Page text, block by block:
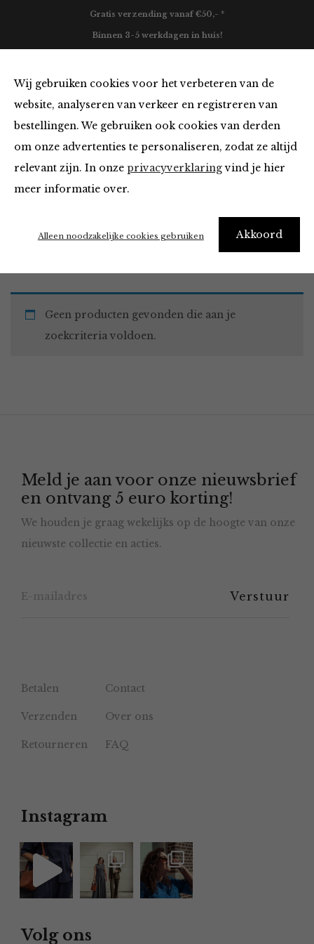
Wij gebruiken cookies voor het verbeteren van de
website, analyseren van verkeer en registreren van
bestellingen. We gebruiken ook cookies van derden
om onze advertenties te personaliseren, zodat ze altijd
relevant zijn. In onze privacyverklaringvind je hier
meer informatie over.
Akkoord
Alleen noodzakelijke cookies gebruiken
Gratis verzending vanaf €50,- *
Binnen 3-5 werkdagen in huis!
Must Haves
Home Winkel Accessoires Must Haves
Geen producten gevonden die aan je
zoekcriteria voldoen.
Meld je aan voor onze nieuwsbrief
en ontvang 5 euro korting!
We houden je graag wekelijks op de hoogte van onze
nieuwste collectie en acties.
Betalen Contact
Verzenden Over ons
Retourneren FAQ
Instagram
Volg ons